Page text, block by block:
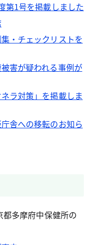
第1号を掲載しました
・チェックリストを
害が疑われる事例が
ラ対策」を掲載しま
舎への移転のお知ら
多摩府中保健所の